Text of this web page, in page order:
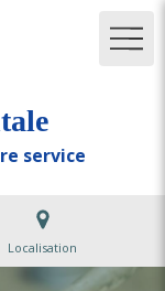
service
Localisation